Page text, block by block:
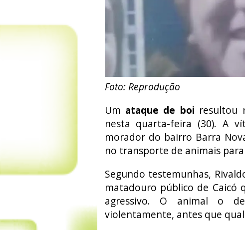
Foto: Reprodução
Um ataque de boi resultou
nesta quarta-feira (30). A
morador do bairro Barra
no transporte de animais
Segundo testemunhas,
matadouro público de
agressivo. O animal o
violentamente, antes que